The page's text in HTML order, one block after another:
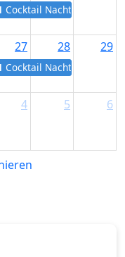
Cocktail Nacht im Seven
27
Cocktail Nacht im Seven
28 29
4 5 6